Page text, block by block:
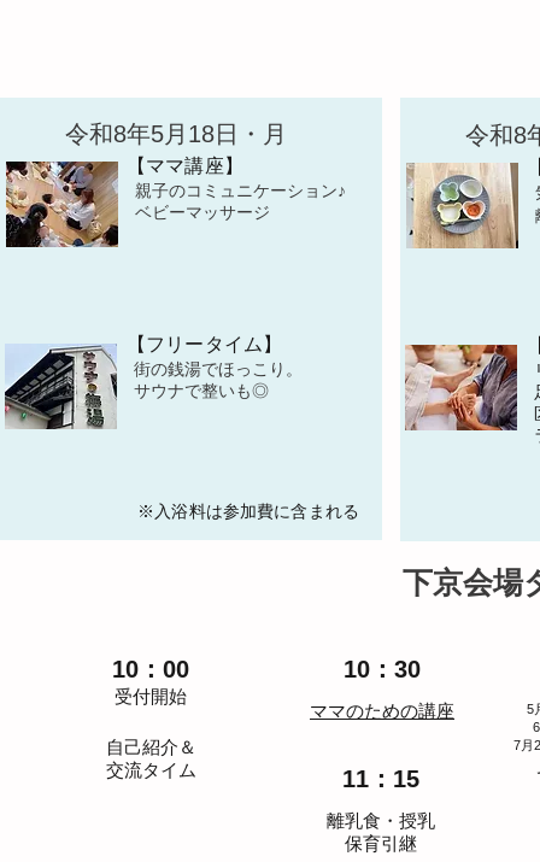
令和8年5月18日・月
【ママ講座】
親子のコミュニケーション♪
ベビーマッサージ
【フリータイム】
街の銭湯でほっこり。
​サウナで整いも◎
※入浴料は参加費に含まれる
令和8
下京会場
10：00
​受付​開始
自己紹介＆​
​交流タイム
10：30
ママのための講座
11：15
離乳食・授乳
保育引継
5
7月